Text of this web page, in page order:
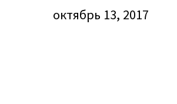
октябрь 13, 2017